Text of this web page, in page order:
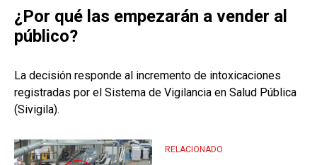
¿Por qué las empezarán a vender al
público?
La decisión responde al incremento de intoxicaciones
registradas por el Sistema de Vigilancia en Salud Pública
(Sivigila).
RELACIONADO